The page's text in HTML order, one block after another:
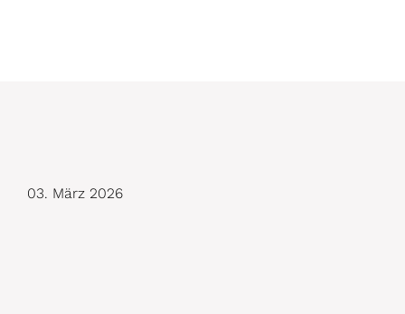
D
03. März 2026